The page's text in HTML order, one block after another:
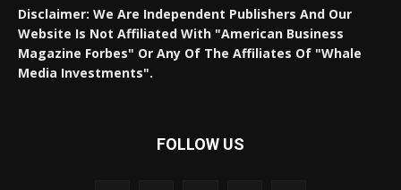
Disclaimer: We Are Independent Publishers And Our
Website Is Not Affiliated With "American Business
Magazine Forbes" Or Any Of The Affiliates Of "Whale
Media Investments".
FOLLOW US